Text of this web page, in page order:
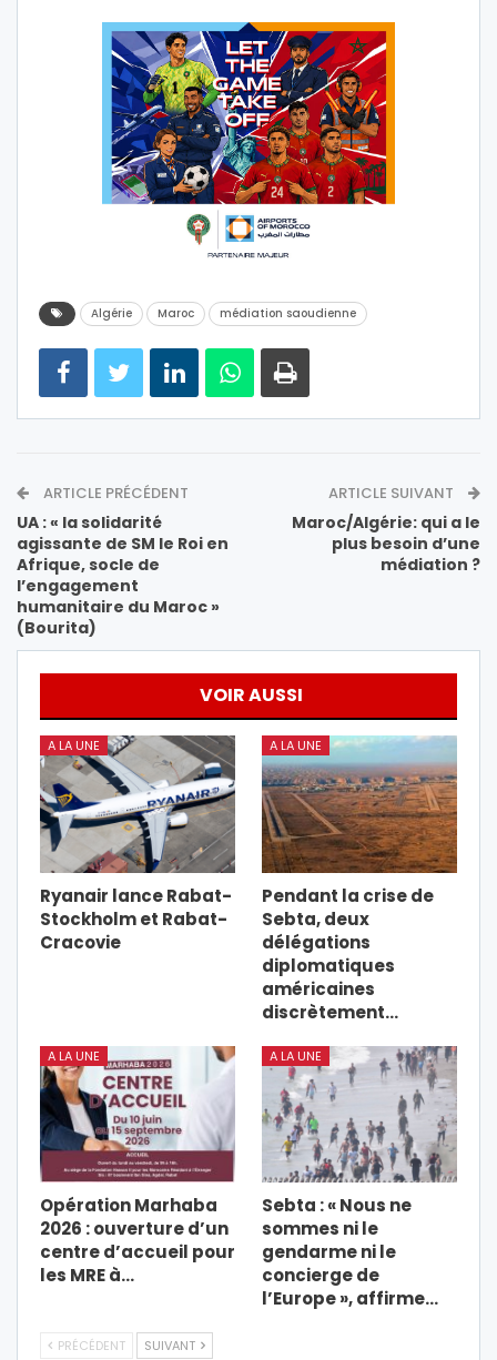
Algérie Maroc médiation saoudienne
ARTICLE PRÉCÉDENT
UA : « la solidarité
agissante de SM le Roi en
Afrique, socle de
l’engagement
humanitaire du Maroc »
(Bourita)
ARTICLE SUIVANT
Maroc/Algérie: qui a le
plus besoin d’une
médiation ?
VOIR AUSSI
A LA UNE
Ryanair lance Rabat-
Stockholm et Rabat-
Cracovie
A LA UNE
Pendant la crise de
Sebta, deux
délégations
diplomatiques
américaines
discrètement…
A LA UNE
Opération Marhaba
2026 : ouverture d’un
centre d’accueil pour
les MRE à…
A LA UNE
Sebta : « Nous ne
sommes ni le
gendarme ni le
concierge de
l’Europe », affirme…
PRÉCÉDENT SUIVANT